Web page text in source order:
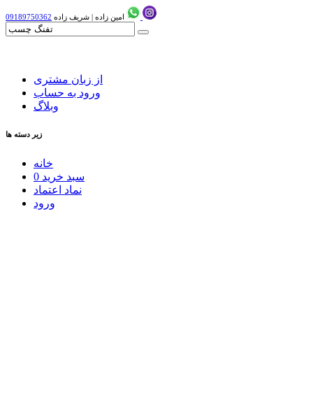
09189750362 امین زاده | شریف زاده
از زبان مشتری
ورود به حساب
وبلاگ
زیر دسته ها
خانه
0 سبد خرید
نماد اعتماد
ورود